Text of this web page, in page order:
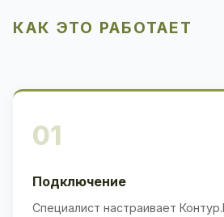
КАК ЭТО РАБОТАЕТ
01
Подключение
Специалист настраивает